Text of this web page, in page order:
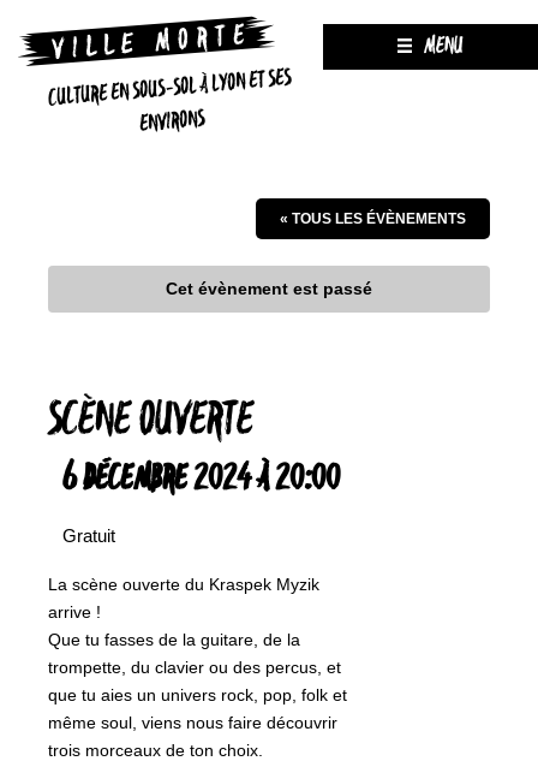
CULTURE EN SOUS-SOL À LYON ET SES
ENVIRONS
MENU
« TOUS LES ÉVÈNEMENTS
Cet évènement est passé
SCÈNE OUVERTE
6 DÉCEMBRE 2024 À 20:00
Gratuit
La scène ouverte du Kraspek Myzik
arrive !
Que tu fasses de la guitare, de la
trompette, du clavier ou des percus, et
que tu aies un univers rock, pop, folk et
même soul, viens nous faire découvrir
trois morceaux de ton choix.